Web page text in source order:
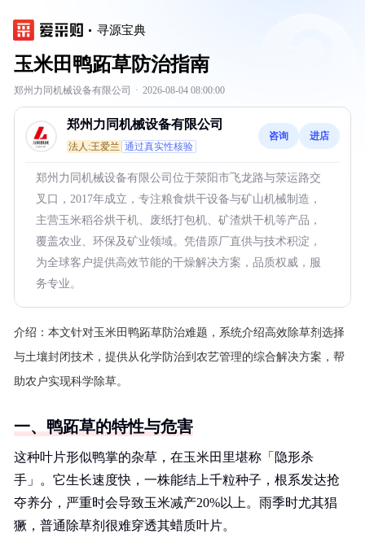
寻源宝典
玉米田鸭跖草防治指南
郑州力同机械设备有限公司 · 2026-08-04 08:00:00
郑州力同机械设备有限公司
法人:王爱兰 通过真实性核验
咨询 进店
郑州力同机械设备有限公司位于荥阳市飞龙路与荥运路交
叉口，2017年成立，专注粮食烘干设备与矿山机械制造，
主营玉米稻谷烘干机、废纸打包机、矿渣烘干机等产品，
覆盖农业、环保及矿业领域。凭借原厂直供与技术积淀，
为全球客户提供高效节能的干燥解决方案，品质权威，服
务专业。
介绍： 本文针对玉米田鸭跖草防治难题，系统介绍高效除草剂选择
与土壤封闭技术，提供从化学防治到农艺管理的综合解决方案，帮
助农户实现科学除草。
一、鸭跖草的特性与危害
这种叶片形似鸭掌的杂草，在玉米田里堪称「隐形杀
手」。它生长速度快，一株能结上千粒种子，根系发达抢
夺养分，严重时会导致玉米减产20%以上。雨季时尤其猖
獗，普通除草剂很难穿透其蜡质叶片。